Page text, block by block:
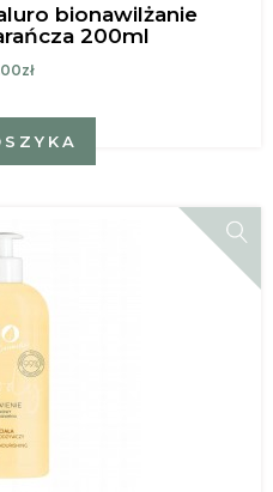
bionawilżanie
200ml